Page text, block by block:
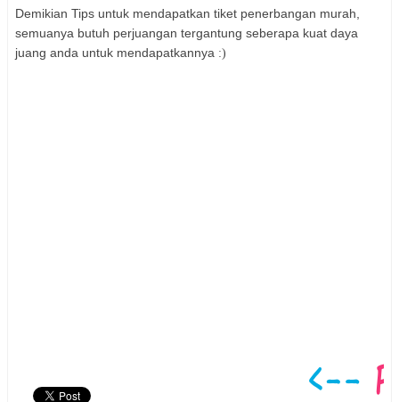
Demikian Tips untuk mendapatkan tiket penerbangan murah,
semuanya butuh perjuangan tergantung seberapa kuat daya
juang anda untuk mendapatkannya :)